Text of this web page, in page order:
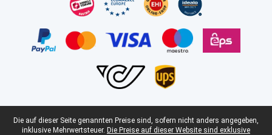
Juristische Fußzeile
Die auf dieser Seite genannten Preise sind, sofern nicht anders angegeben,
inklusive Mehrwertsteuer. Die Preise auf dieser Website sind exklusive